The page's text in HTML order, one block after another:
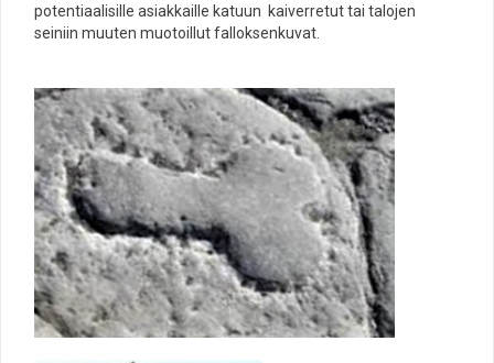
potentiaalisille asiakkaille katuun kaiverretut tai talojen
seiniin muuten muotoillut falloksenkuvat.